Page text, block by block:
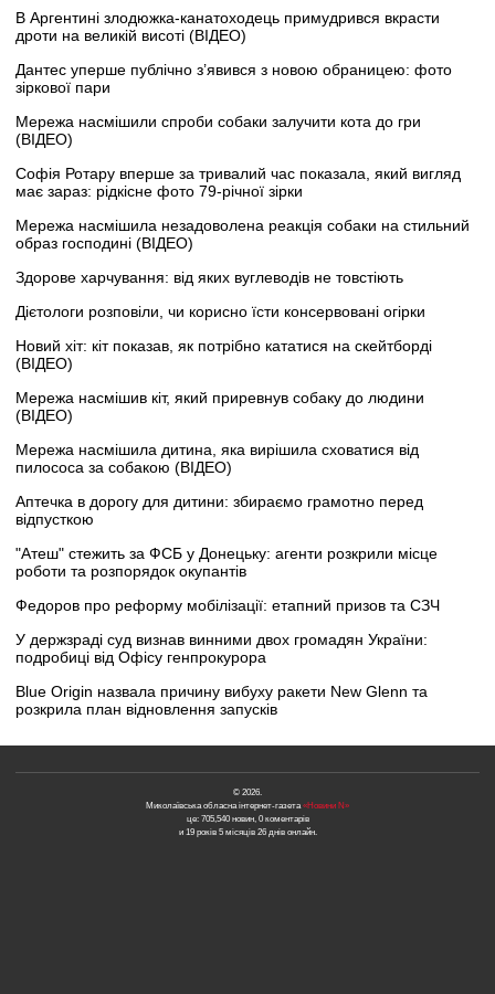
В Аргентині злодюжка-канатоходець примудрився вкрасти
дроти на великій висоті (ВІДЕО)
Дантес уперше публічно з’явився з новою обраницею: фото
зіркової пари
Мережа насмішили спроби собаки залучити кота до гри
(ВІДЕО)
Софія Ротару вперше за тривалий час показала, який вигляд
має зараз: рідкісне фото 79-річної зірки
Мережа насмішила незадоволена реакція собаки на стильний
образ господині (ВІДЕО)
Здорове харчування: від яких вуглеводів не товстіють
Дієтологи розповіли, чи корисно їсти консервовані огірки
Новий хіт: кіт показав, як потрібно кататися на скейтборді
(ВІДЕО)
Мережа насмішив кіт, який приревнув собаку до людини
(ВІДЕО)
Мережа насмішила дитина, яка вирішила сховатися від
пилососа за собакою (ВІДЕО)
Аптечка в дорогу для дитини: збираємо грамотно перед
відпусткою
"Атеш" стежить за ФСБ у Донецьку: агенти розкрили місце
роботи та розпорядок окупантів
Федоров про реформу мобілізації: етапний призов та СЗЧ
У держзраді суд визнав винними двох громадян України:
подробиці від Офісу генпрокурора
Blue Origin назвала причину вибуху ракети New Glenn та
розкрила план відновлення запусків
© 2026.
Миколаївська обласна інтернет-газета«Новини N»
це: 705,540 новин, 0 коментарів
и 19 років 5 місяців 26 днів онлайн.